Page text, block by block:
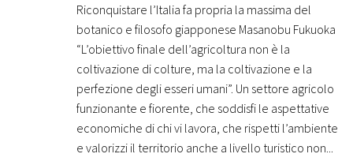
Riconquistare l’Italia fa propria la massima del
botanico e filosofo giapponese Masanobu Fukuoka
“L’obiettivo finale dell’agricoltura non è la
coltivazione di colture, ma la coltivazione e la
perfezione degli esseri umani”. Un settore agricolo
funzionante e fiorente, che soddisfi le aspettative
economiche di chi vi lavora, che rispetti l’ambiente
e valorizzi il territorio anche a livello turistico non...